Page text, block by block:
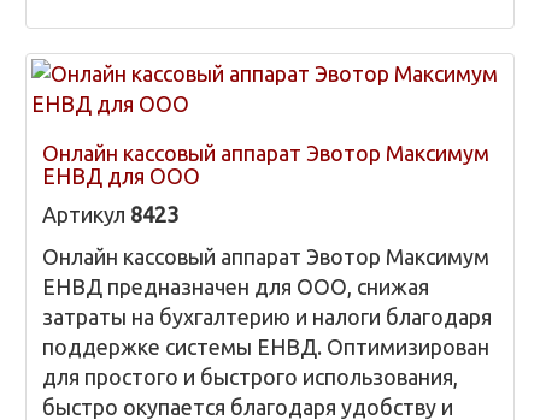
Онлайн кассовый аппарат Эвотор Максимум
ЕНВД для ООО
Артикул 8423
Онлайн кассовый аппарат Эвотор Максимум
ЕНВД предназначен для ООО, снижая
затраты на бухгалтерию и налоги благодаря
поддержке системы ЕНВД. Оптимизирован
для простого и быстрого использования,
быстро окупается благодаря удобству и